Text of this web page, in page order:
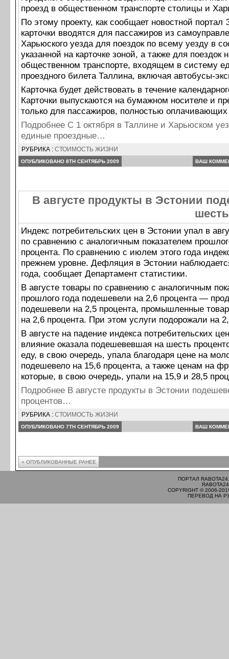
проезд в общественном транспорте столицы и
По этому проекту, как сообщает новостной
карточки вводятся для пассажиров из
Харьюского уезда для поездок по всему уезду в
указанной на карточке зоной, а также для поездок
общественном транспорте, входящем в систему
проездного билета Таллина, включая автобусы-
Карточка будет действовать в течение
Карточки выпускаются на бумажном носителе и
только для пассажиров, полностью оплачивающих
Подробнее C 1 октября в Таллине и Харьюском
единые проездные…
РУБРИКА : СТОИМОСТЬ ЖИЗНИ
ОПУБЛИКОВАНО 8TH СЕНТЯБРЬ 2009 ВАШ
В августе продукты в Эстонии
Индекс потребительских цен в Эстонии упал в
по сравнению с аналогичным показателем
процента. По сравнению с июлем этого года
прежнем уровне. Дефляция в Эстонии
года, сообщает Департамент статистики.
В августе товары по сравнению с аналогичным
прошлого года подешевели на 2,6 процента —
подешевели на 2,5 процента, промышленные
на 2,6 процента. При этом услуги подорожали на
В августе на падение индекса потребительских
влияние оказала подешевевшая на шесть
еду, в свою очередь, упала благодаря цене на
подешевело на 15,6 процента, а также ценам на
которые, в свою очередь, упали на 15,9 и 28,5
Подробнее В августе продукты в Эстонии
процентов…
РУБРИКА : СТОИМОСТЬ ЖИЗНИ
ОПУБЛИКОВАНО 7TH СЕНТЯБРЬ 2009 ВАШ
« ОПУБЛИКОВАННЫЕ РАНЕЕ
ПОРТАЛ
COPYRIGHT © 2006-
ПЕРЕВОД НА